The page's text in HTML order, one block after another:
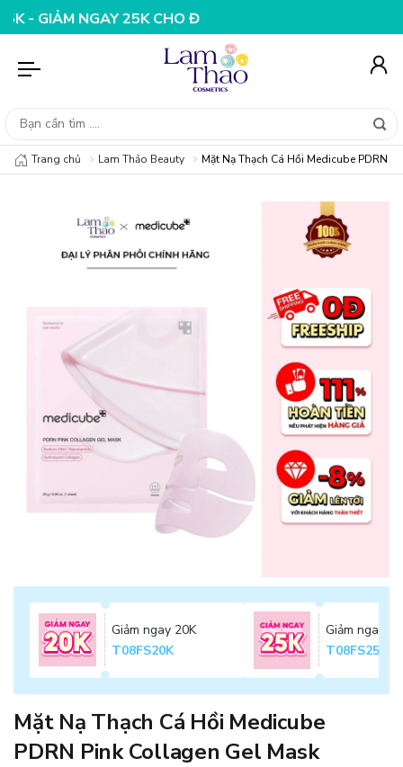
NGAY 25K CHO ĐƠN HÀNG 99K
Trang chủ Lam Thảo Beauty Mặt Nạ Thạch Cá Hồi Medicube PDRN
Giảm ngay 20K
T08FS20K
Giảm ngay
T08FS25K
Mặt Nạ Thạch Cá Hồi Medicube
PDRN Pink Collagen Gel Mask